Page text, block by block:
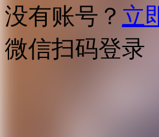
没有账号？ 立
微信扫码登录